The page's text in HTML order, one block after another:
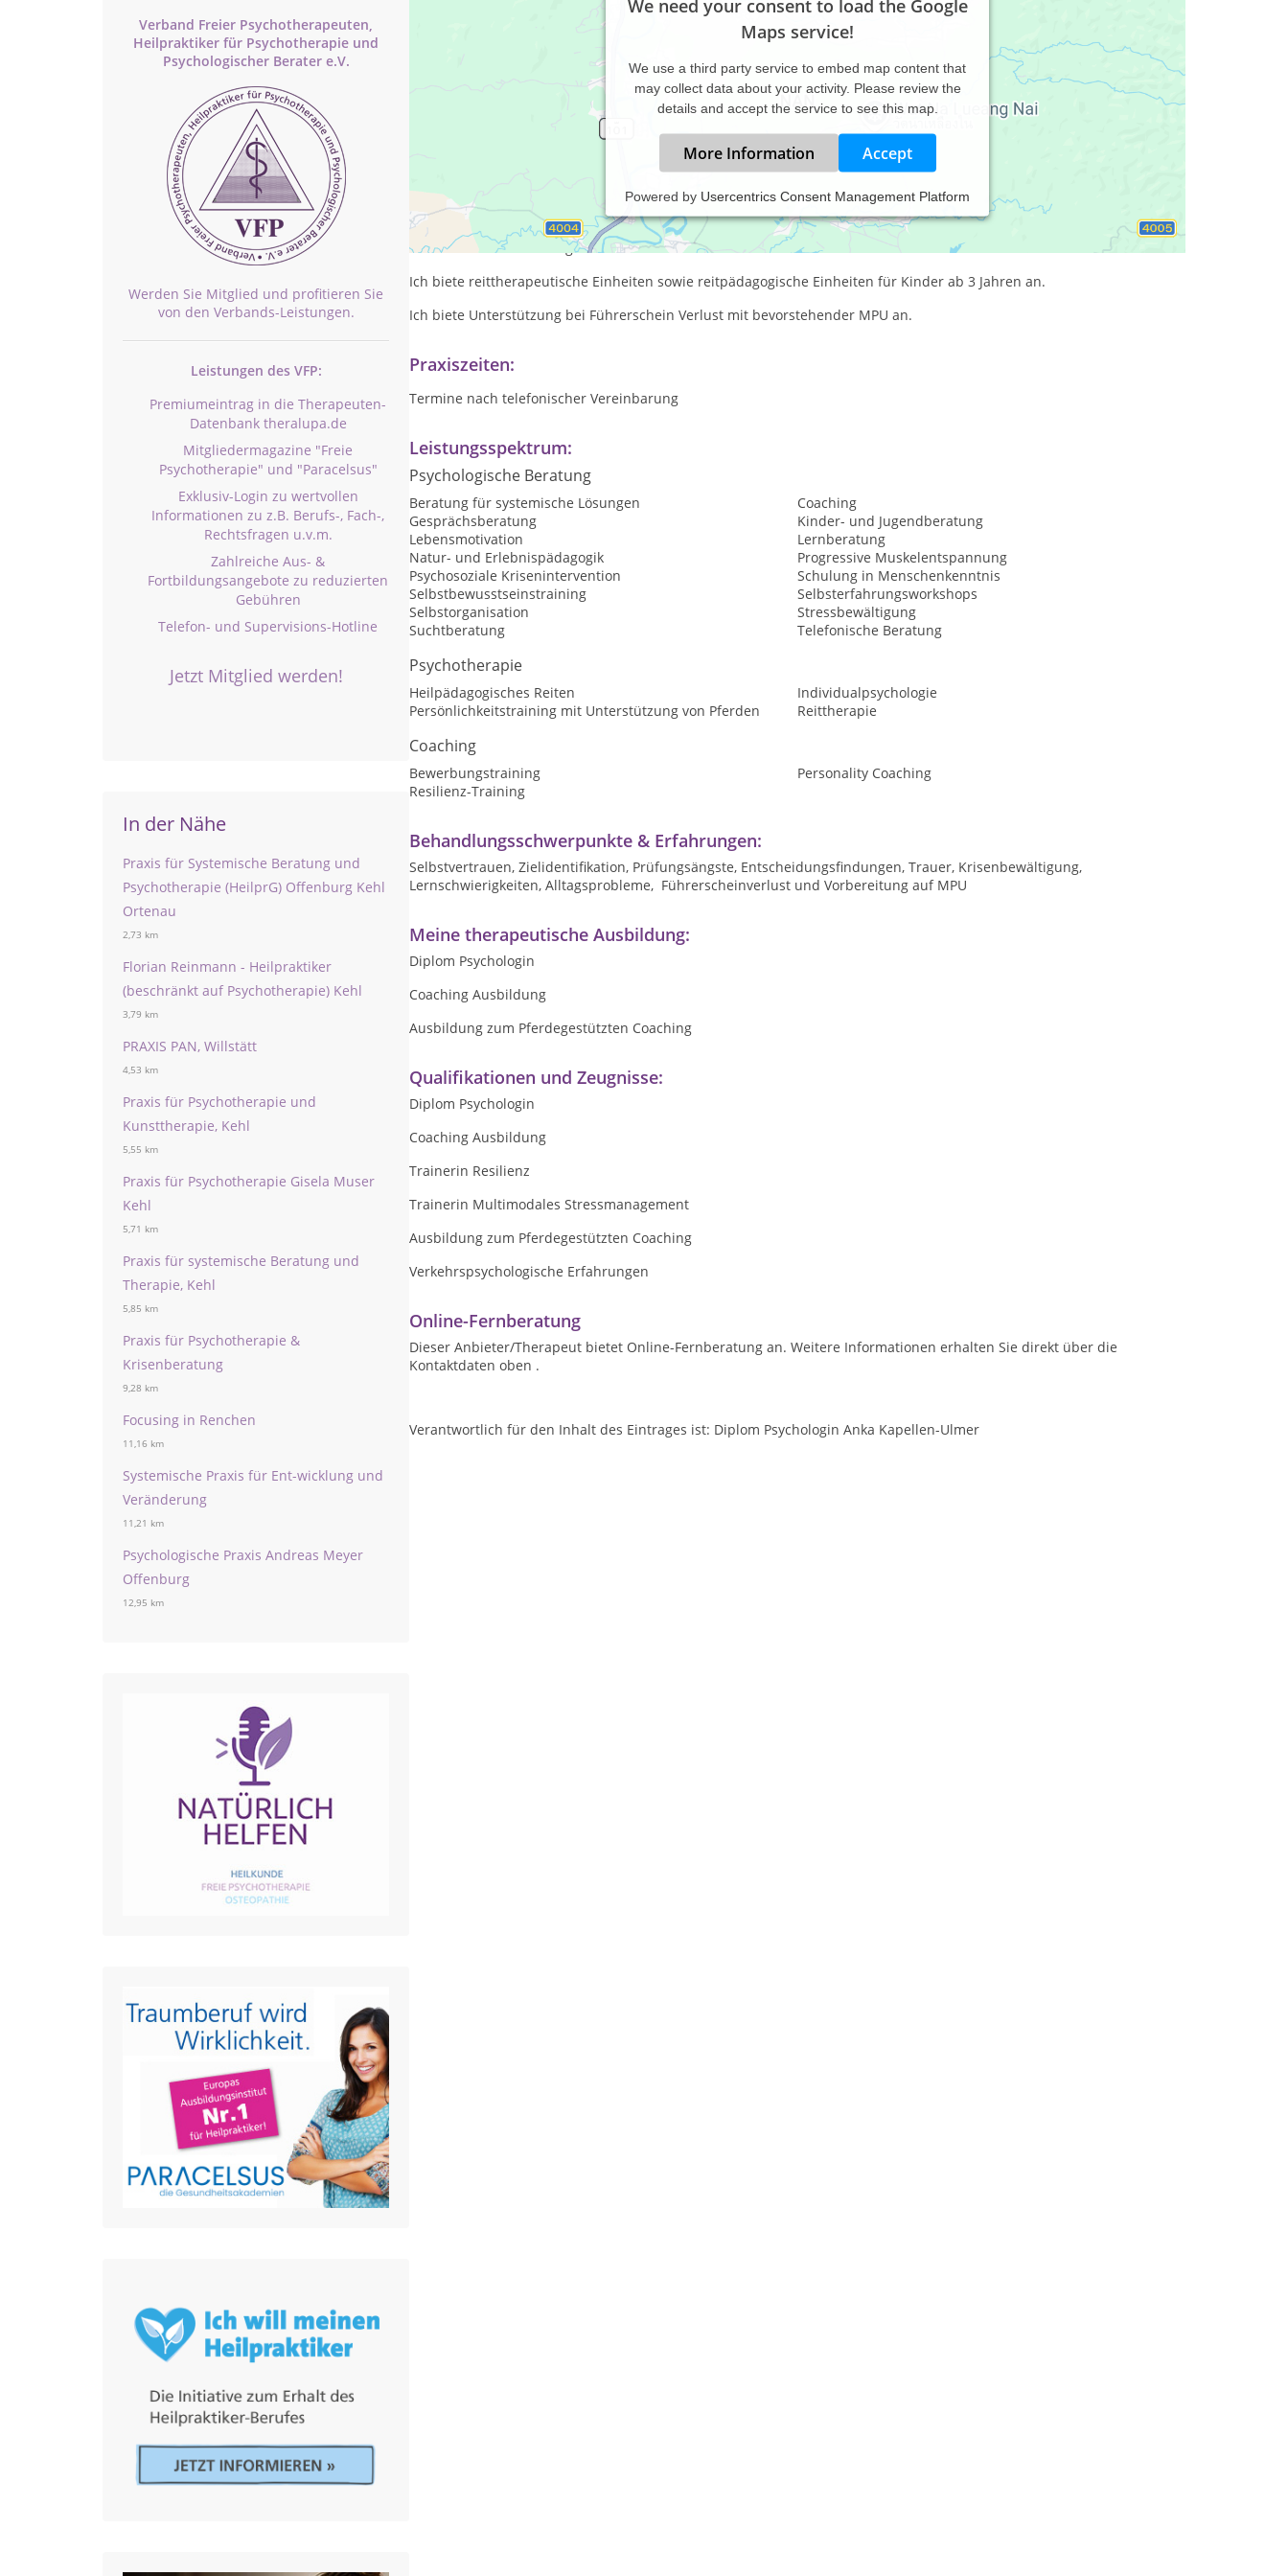
Verband Freier Psychotherapeuten,
Heilpraktiker für Psychotherapie und
Psychologischer Berater e.V.
Werden Sie Mitglied und profitieren Sie
von den Verbands-Leistungen.
Leistungen des VFP:
Premiumeintrag in die Therapeuten-
Datenbank theralupa.de
Mitgliedermagazine "Freie
Psychotherapie" und "Paracelsus"
Exklusiv-Login zu wertvollen
Informationen zu z.B. Berufs-, Fach-,
Rechtsfragen u.v.m.
Zahlreiche Aus- &
Fortbildungsangebote zu reduzierten
Gebühren
Telefon- und Supervisions-Hotline
Jetzt Mitglied werden!
In der Nähe
Praxis für Systemische Beratung und
Psychotherapie (HeilprG) Offenburg Kehl
Ortenau
2,73 km
Florian Reinmann - Heilpraktiker
(beschränkt auf Psychotherapie) Kehl
3,79 km
PRAXIS PAN, Willstätt
4,53 km
Praxis für Psychotherapie und
Kunsttherapie, Kehl
5,55 km
Praxis für Psychotherapie Gisela Muser
Kehl
5,71 km
Praxis für systemische Beratung und
Therapie, Kehl
5,85 km
Praxis für Psychotherapie &
Krisenberatung
9,28 km
Focusing in Renchen
11,16 km
Systemische Praxis für Ent-wicklung und
Veränderung
11,21 km
Psychologische Praxis Andreas Meyer
Offenburg
12,95 km
We need your consent to load the Google
Maps service!
We use a third party service to embed map content that
may collect data about your activity. Please review the
details and accept the service to see this map.
More Information Accept
Powered by Usercentrics Consent Management Platform
ich biete psychologische Unterstützung in allen Lebensfragen an. Ein Coaching kann mit Unterstützung der Pferde
stattfinden - ich biete aber auch Gespräche ohne tiergestützes Coaching an. Wir identifizieren die Stolpersteine und
räumen sie aus dem Weg. Wir aktivieren Ihre Ressourcen!
Ich biete reittherapeutische Einheiten sowie reitpädagogische Einheiten für Kinder ab 3 Jahren an.
Ich biete Unterstützung bei Führerschein Verlust mit bevorstehender MPU an.
Praxiszeiten:
Termine nach telefonischer Vereinbarung
Leistungsspektrum:
Psychologische Beratung
Beratung für systemische Lösungen
Coaching
Gesprächsberatung
Kinder- und Jugendberatung
Lebensmotivation
Lernberatung
Natur- und Erlebnispädagogik
Progressive Muskelentspannung
Psychosoziale Krisenintervention
Schulung in Menschenkenntnis
Selbstbewusstseinstraining
Selbsterfahrungsworkshops
Selbstorganisation
Stressbewältigung
Suchtberatung
Telefonische Beratung
Psychotherapie
Heilpädagogisches Reiten
Individualpsychologie
Persönlichkeitstraining mit Unterstützung von Pferden
Reittherapie
Coaching
Bewerbungstraining
Personality Coaching
Resilienz-Training
Behandlungsschwerpunkte & Erfahrungen:
Selbstvertrauen, Zielidentifikation, Prüfungsängste, Entscheidungsfindungen, Trauer, Krisenbewältigung,
Lernschwierigkeiten, Alltagsprobleme, Führerscheinverlust und Vorbereitung auf MPU
Meine therapeutische Ausbildung:
Diplom Psychologin
Coaching Ausbildung
Ausbildung zum Pferdegestützten Coaching
Qualifikationen und Zeugnisse:
Diplom Psychologin
Coaching Ausbildung
Trainerin Resilienz
Trainerin Multimodales Stressmanagement
Ausbildung zum Pferdegestützten Coaching
Verkehrspsychologische Erfahrungen
Online-Fernberatung
Dieser Anbieter/Therapeut bietet Online-Fernberatung an. Weitere Informationen erhalten Sie direkt über die
Kontaktdaten oben .
Verantwortlich für den Inhalt des Eintrages ist: Diplom Psychologin Anka Kapellen-Ulmer